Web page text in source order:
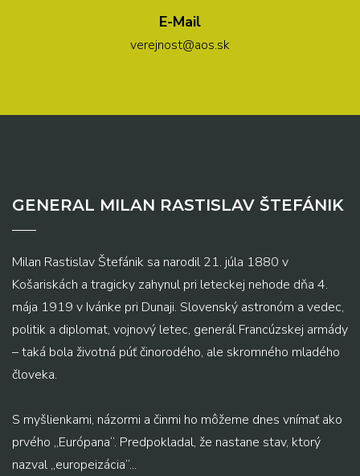
E-Mail
verejnost@aos.sk
GENERAL MILAN RASTISLAV ŠTEFÁNIK
Milan Rastislav Štefánik sa narodil 21. júla 1880 v
Košariskách a tragicky zahynul pri leteckej nehode dňa 4.
mája 1919 v Ivánke pri Dunaji. Slovenský astronóm a vedec,
politik a diplomat, vojnový letec, generál Francúzskej armády
– taká bola životná púť činorodého, ale skromného mladého
človeka.
S myšlienkami, názormi a činmi ho môžeme dnes vnímať ako
prvého „Európana“. Predpokladal, že nastane stav, ktorý
nazval „europeizácia“...